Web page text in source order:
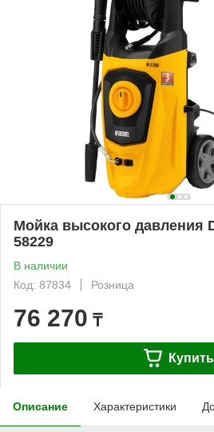
Мойка высокого давления
58229
В наличии
Код: 87834
Розница
76 270 ₸
Купить
Описание Характеристики